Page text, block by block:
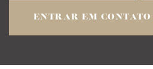
ENTRAR EM CONTATO